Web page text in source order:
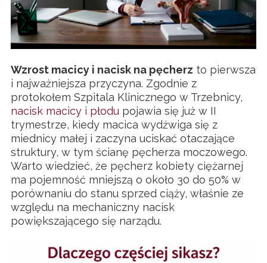
Wzrost macicy i nacisk na pęcherz to pierwsza
i najważniejsza przyczyna. Zgodnie z
protokołem Szpitala Klinicznego w Trzebnicy,
nacisk macicy i płodu pojawia się już w II
trymestrze, kiedy macica wydźwiga się z
miednicy małej i zaczyna uciskać otaczające
struktury, w tym ścianę pęcherza moczowego.
Warto wiedzieć, że pęcherz kobiety ciężarnej
ma pojemność mniejszą o około 30 do 50% w
porównaniu do stanu sprzed ciąży, właśnie ze
względu na mechaniczny nacisk
powiększającego się narządu.